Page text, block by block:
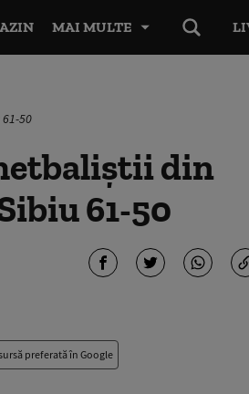
MAI MULTE
50
din
61-50
preferată în Google